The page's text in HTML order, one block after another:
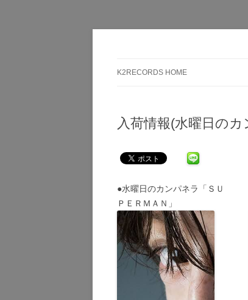
K2RECORDS HOME
入荷情報(水曜日の
●水曜日のカンパネラ「ＳＵ
ＰＥＲＭＡＮ」